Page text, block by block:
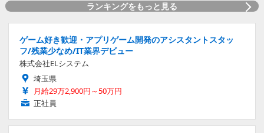
ランキングをもっと見る
ゲーム好き歓迎・アプリゲーム開発のアシスタントスタッ
フ/残業少なめ/IT業界デビュー
株式会社ELシステム
埼玉県
月給29万2,900円～50万円
正社員